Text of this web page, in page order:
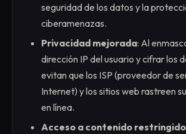
seguridad de los datos y la
ciberamenazas.
Privacidad mejorada: Al
dirección IP del usuario y cifrar los
evitan que los ISP (proveedor de
Internet) y los sitios web rastreen
en línea.
Acceso a contenido